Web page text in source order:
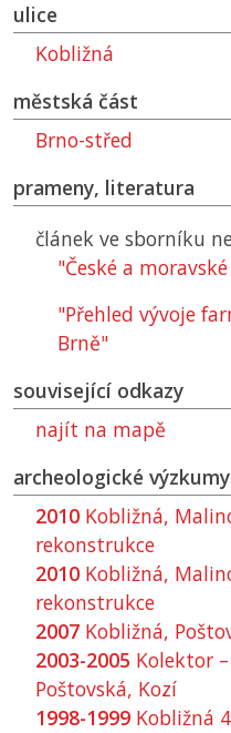
ulice
Kobližná
městská část
Brno-střed
prameny, literatura
článek ve sborníku
"České a
"Přehled vývoje
Brně"
související odkazy
najít na mapě
archeologické výzkumy
2010 Kobližná,
rekonstrukce
2010 Kobližná,
rekonstrukce
2007 Kobližná,
2003-2005 Kolektor
Poštovská, Kozí
1998-1999 Kobližná